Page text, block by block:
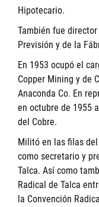
Hipotecario.
También fue
Previsión y de la
En 1953 ocupó el
Copper Mining y de
Anaconda Co. En
en octubre de 1955
del Cobre.
Militó en las filas
como secretario y
Talca. Así como
Radical de Talca
la Convención